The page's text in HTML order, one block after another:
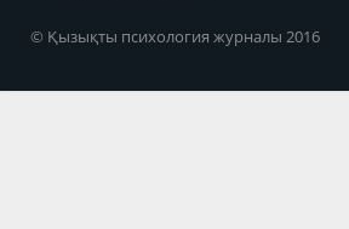
© Қызықты психология журналы 2016